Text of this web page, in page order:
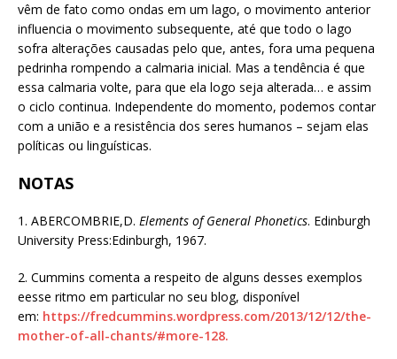
vêm de fato como ondas em um lago, o movimento anterior
influencia o movimento subsequente, até que todo o lago
sofra alterações causadas pelo que, antes, fora uma pequena
pedrinha rompendo a calmaria inicial. Mas a tendência é que
essa calmaria volte, para que ela logo seja alterada… e assim
o ciclo continua. Independente do momento, podemos contar
com a união e a resistência dos seres humanos – sejam elas
políticas ou linguísticas.
NOTAS
1. ABERCOMBRIE,D. Elements of General Phonetics. Edinburgh
University Press:Edinburgh, 1967.
2. Cummins comenta a respeito de alguns desses exemplos
eesse ritmo em particular no seu blog, disponível
em: https://fredcummins.wordpress.com/2013/12/12/the-
mother-of-all-chants/#more-128.